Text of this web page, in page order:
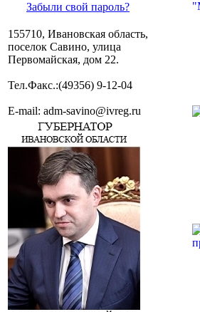
Забыли свой пароль?
155710, Ивановская область,
поселок Савино, улица
Первомайская, дом 22.
Тел.Факс.:(49356) 9-12-04
E-mail: adm-savino@ivreg.ru